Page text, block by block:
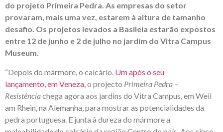
do projeto Primeira Pedra. As empresas do setor
provaram, mais uma vez, estarem à altura de tamanho
desafio. Os projetos levados a Basileia estarão expostos
entre 12 de junho e 2 de julho no jardim do Vitra Campus
Museum.
“Depois do mármore, o calcário. Um após o seu
lançamento, em Veneza , o projecto Primeira Pedra –
Resistênciachega agora aos jardins do Vitra Campus, em Weil
am Rhein, na Alemanha, para mostrar as potencialidades da
pedra portuguesa. E junta à dureza do mármore a